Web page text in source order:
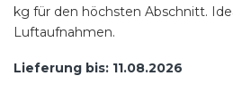
Lieferung bis: 11.08.2026
kg für den höchsten Abschnitt.
Luftaufnahmen.